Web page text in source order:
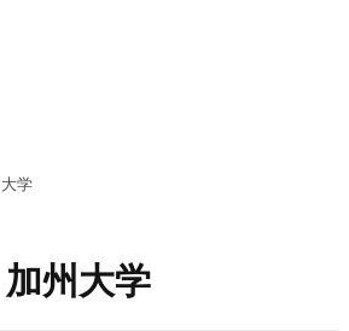
学
加州大学